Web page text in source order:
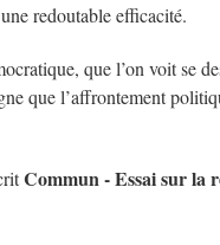
redoutable efficacité.
que l’on voit se
que l’affrontement
Commun - Essai sur la